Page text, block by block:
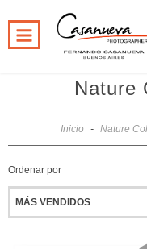
Nature
Inicio - Nature
Ordenar por